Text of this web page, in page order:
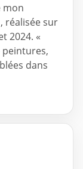
mon
réalisée sur
2024. «
peintures,
dans